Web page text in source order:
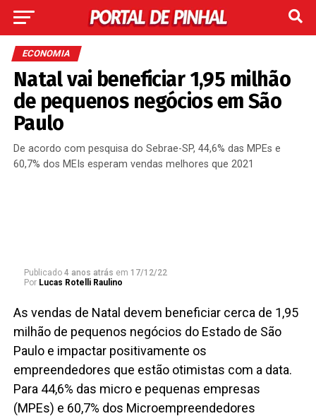
ECONOMIA
Natal vai beneficiar 1,95 milhão
de pequenos negócios em São
Paulo
De acordo com pesquisa do Sebrae-SP, 44,6% das MPEs e
60,7% dos MEIs esperam vendas melhores que 2021
Publicado 4 anos atrás em 17/12/22
Por Lucas Rotelli Raulino
As vendas de Natal devem beneficiar cerca de 1,95
milhão de pequenos negócios do Estado de São
Paulo e impactar positivamente os
empreendedores que estão otimistas com a data.
Para 44,6% das micro e pequenas empresas
(MPEs) e 60,7% dos Microempreendedores